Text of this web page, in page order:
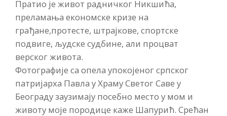
Пратио је живот радничког Никшића,
преламања економске кризе на
грађане,протесте, штрајкове, спортске
подвиге, људске судбине, али процват
верског живота.
Фотографије са опела упокојеног српског
патријарха Павла у Храму Светог Саве у
Београду заузимају посебно место у мом и
животу моје породице каже Шапурић. Срећан